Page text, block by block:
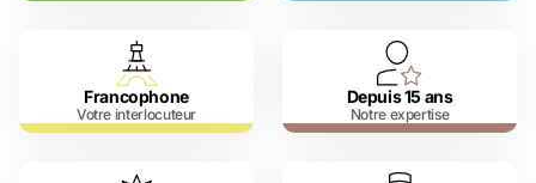
Francophone
Votre interlocuteur
Depuis 15 ans
Notre expertise